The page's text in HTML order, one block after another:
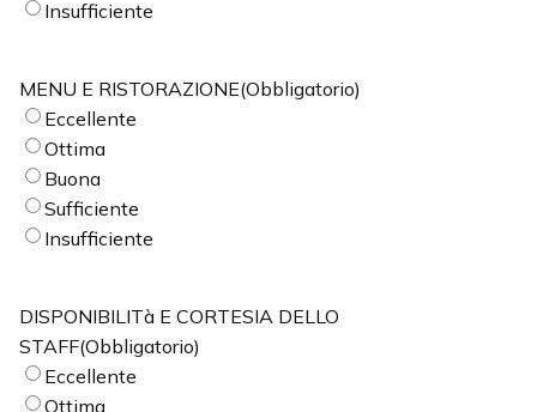
Insufficiente
MENU E RISTORAZIONE(Obbligatorio)
Eccellente
Ottima
Buona
Sufficiente
Insufficiente
DISPONIBILITà E CORTESIA DELLO
STAFF(Obbligatorio)
Eccellente
Ottima